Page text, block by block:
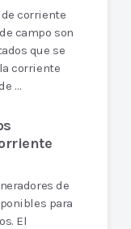
corriente
campo son
que se
corriente
…
de
para
El